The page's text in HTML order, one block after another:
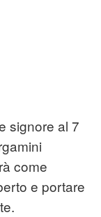
signore al 7
come
e portare